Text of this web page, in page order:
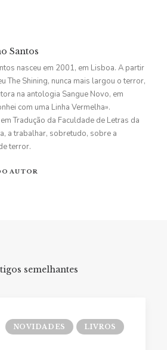
Santos
nasceu em 2001, em Lisboa. A partir
The Shining, nunca mais largou o terror,
na antologia Sangue Novo, em
com uma Linha Vermelha».
Tradução da Faculdade de Letras da
a trabalhar, sobretudo, sobre a
terror.
AUTOR
semelhantes
NOVIDADES LIVROS